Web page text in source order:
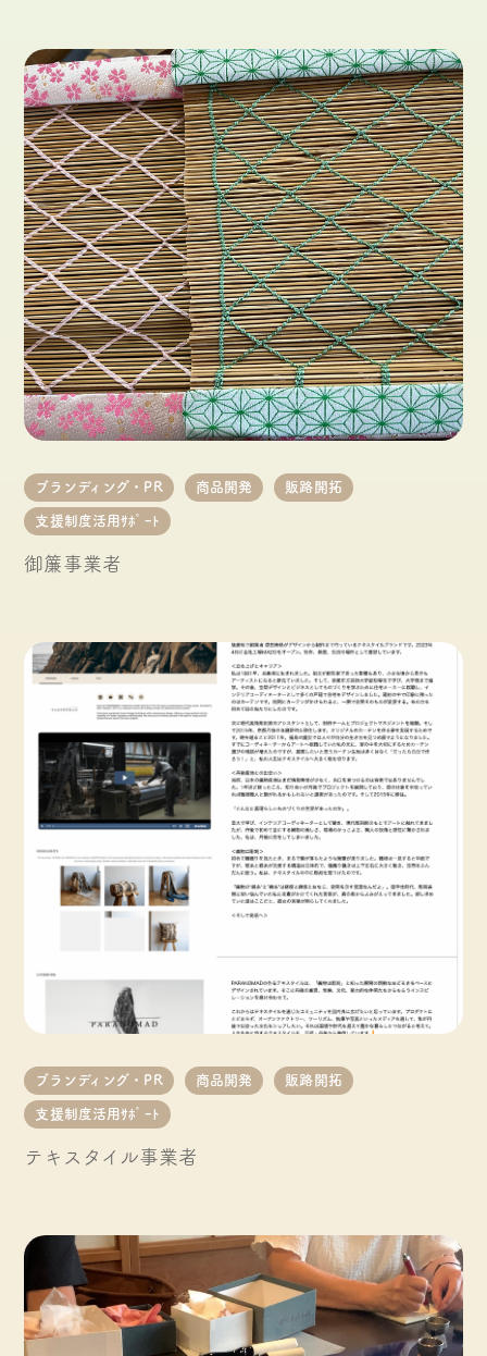
ブランディング・PR 商品開発 販路開拓
支援制度活用ｻﾎﾟｰﾄ
御簾事業者
ブランディング・PR 商品開発 販路開拓
支援制度活用ｻﾎﾟｰﾄ
テキスタイル事業者